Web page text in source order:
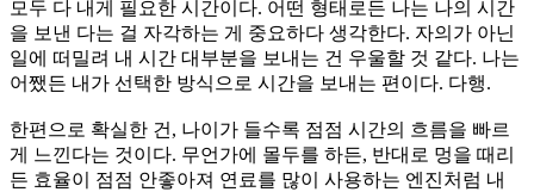
모두 다 내게 필요한 시간이다. 어떤 형태로든 나는 나의 시간
을 보낸 다는 걸 자각하는 게 중요하다 생각한다. 자의가 아닌
일에 떠밀려 내 시간 대부분을 보내는 건 우울할 것 같다. 나는
어쨌든 내가 선택한 방식으로 시간을 보내는 편이다. 다행.
한편으로 확실한 건, 나이가 들수록 점점 시간의 흐름을 빠르
게 느낀다는 것이다. 무언가에 몰두를 하든, 반대로 멍을 때리
든 효율이 점점 안좋아져 연료를 많이 사용하는 엔진처럼 내